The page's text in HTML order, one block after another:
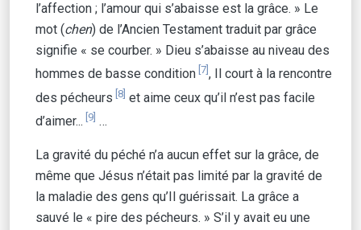
l’affection ; l’amour qui s’abaisse est la grâce. » Le
mot (chen) de l’Ancien Testament traduit par grâce
signifie « se courber. » Dieu s’abaisse au niveau des
hommes de basse condition [7] , Il court à la rencontre
des pécheurs [8] et aime ceux qu’il n’est pas facile
d’aimer... [9] …
La gravité du péché n’a aucun effet sur la grâce, de
même que Jésus n’était pas limité par la gravité de
la maladie des gens qu’Il guérissait. La grâce a
sauvé le « pire des pécheurs. » S’il y avait eu une